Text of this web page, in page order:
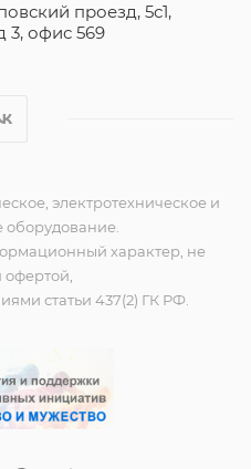
проезд, 5с1,
3, офис 569
электротехническое и
оборудование.
характер, не
офертой,
статьи 437(2) ГК РФ.